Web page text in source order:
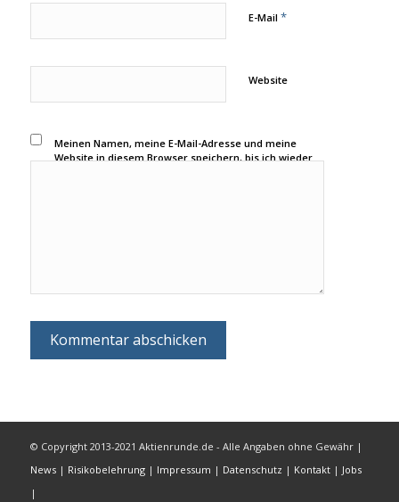
E-Mail *
Website
Meinen Namen, meine E-Mail-Adresse und meine
Website in diesem Browser speichern, bis ich wieder
© Copyright 2013-2021 Aktienrunde.de - Alle Angaben ohne Gewähr |
News| Risikobelehrung| Impressum | Datenschutz | Kontakt| Jobs
|